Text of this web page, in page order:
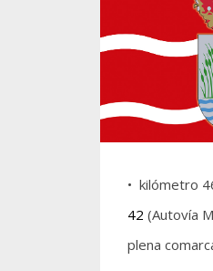
• kilómetro
42 (Autovía
plena